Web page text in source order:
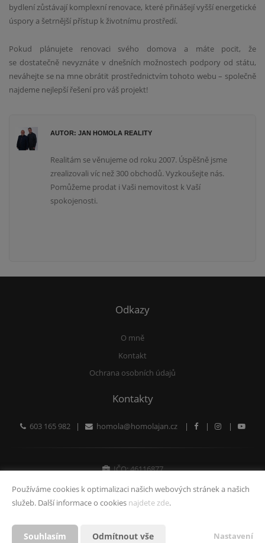
bydlení zůstávají komplexní renovace, které přinášejí vyšší energetické
úspory a šetrnější přístup k životnímu prostředí.
Pokud plánujete renovaci svého domova a máte pocit, že
se dostatečně nevyznáte v dnešních možnostech podpory od státu,
neváhejte se na mne obrátit prostřednictvím tohoto webu – společně
najdeme nejlepší řešení pro váš projekt!
AUTOR: JAN HOMOLA REALITY
Realitám se věnujeme od roku 2007. Úspěšně jsme
zrealizovali víc než 300 obchodů. Vyzkoušejte nás.
Pomůžeme prodat i Vaši nemovitost k Vaší
spokojenosti.
Odkazy
O mně
Kontakt
Ochrana osobních údajů
Kontakty
603 165 982| homola@homolajan.cz| | |
IČO: 46116877
Vytvořeno v systému
Používáme cookies k optimalizaci našich webových stránek a našich
služeb. Další informace o cookies najdete zde.
Souhlasím Odmítnout vše Nastavení